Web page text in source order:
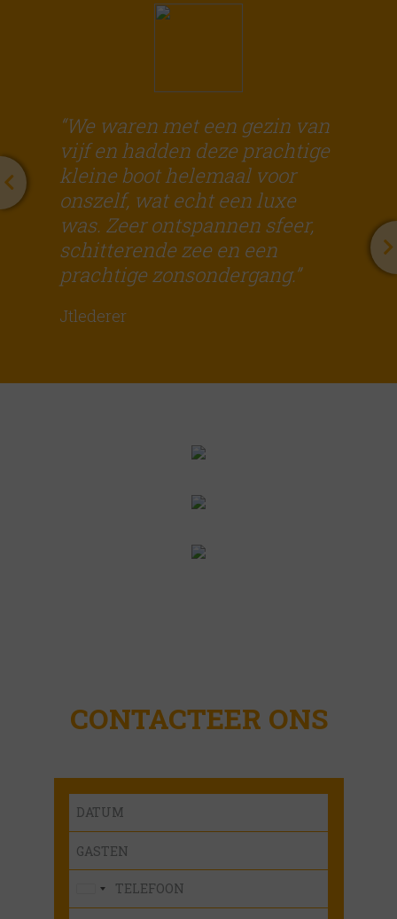
“We waren met een gezin van
vijf en hadden deze prachtige
kleine boot helemaal voor
onszelf, wat echt een luxe
was. Zeer ontspannen sfeer,
schitterende zee en een
prachtige zonsondergang.”
Jtlederer
CONTACTEER ONS
GASTEN
Croatia
+385